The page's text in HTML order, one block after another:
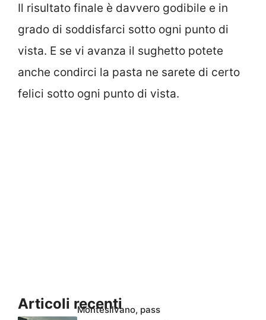
Il risultato finale è davvero godibile e in
grado di soddisfarci sotto ogni punto di
vista. E se vi avanza il sughetto potete
anche condirci la pasta ne sarete di certo
felici sotto ogni punto di vista.
Articoli recenti
Montesilvano, pass